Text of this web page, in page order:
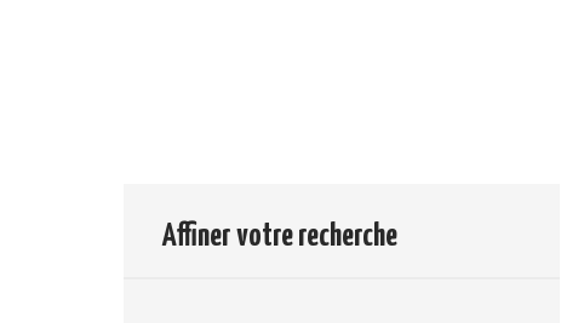
Affiner votre recherche